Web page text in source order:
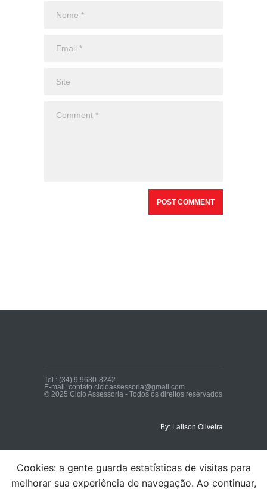
Tel.: (34) 9 9630-8242
E-mail: contato.cicloassessoria@gmail.com
© 2025 Ciclo Assessoria - Todos os direitos reservados
By: Lailson Oliveira
Cookies: a gente guarda estatísticas de visitas para
melhorar sua experiência de navegação. Ao continuar,